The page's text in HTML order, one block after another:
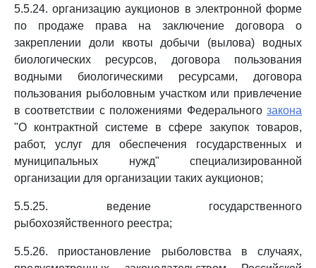
5.5.24. организацию аукционов в электронной форме
по продаже права на заключение договора о
закреплении доли квоты добычи (вылова) водных
биологических ресурсов, договора пользования
водными биологическими ресурсами, договора
пользования рыболовным участком или привлечение
в соответствии с положениями Федерального закона
"О контрактной системе в сфере закупок товаров,
работ, услуг для обеспечения государственных и
муниципальных нужд" специализированной
организации для организации таких аукционов;
5.5.25. ведение государственного
рыбохозяйственного реестра;
5.5.26. приостановление рыболовства в случаях,